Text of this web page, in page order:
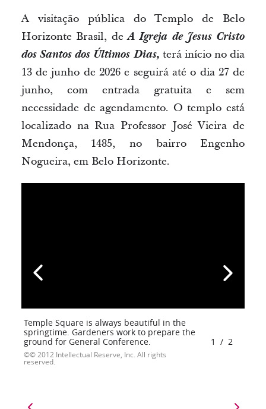
A visitação pública do Templo de Belo
Horizonte Brasil, deA Igreja de Jesus Cristo
dos Santos dos Últimos Dias, terá início no dia
13 de junho de 2026 e seguirá até o dia 27 de
junho, com entrada gratuita e sem
necessidade de agendamento. O templo está
localizado na Rua Professor José Vieira de
Mendonça, 1485, no bairro Engenho
Nogueira, em Belo Horizonte.
Temple Square is always beautiful in the
springtime. Gardeners work to prepare the
ground for General Conference.
© 2012 Intellectual Reserve, Inc. All rights
reserved.
1 / 2